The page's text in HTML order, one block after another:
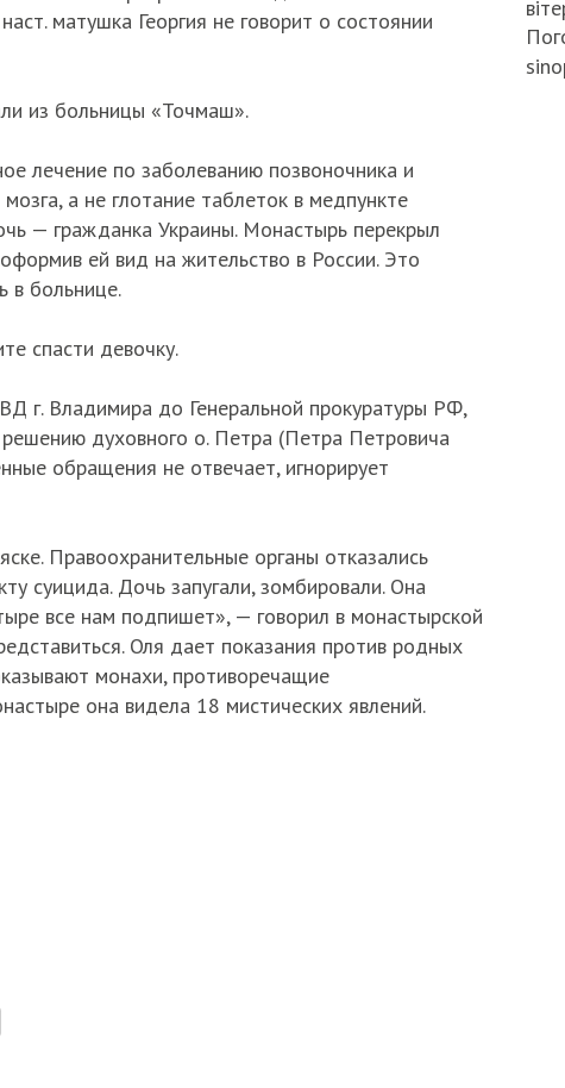
матушка Георгия не говорит о состоянии
из больницы «Точмаш».
лечение по заболеванию позвоночника и
а не глотание таблеток в медпункте
— гражданка Украины. Монастырь перекрыл
ей вид на жительство в России. Это
в больнице.
спасти девочку.
г. Владимира до Генеральной прокуратуры РФ,
духовного о. Петра (Петра Петровича
обращения не отвечает, игнорирует
Правоохранительные органы отказались
суицида. Дочь запугали, зомбировали. Она
все нам подпишет», — говорил в монастырской
Оля дает показания против родных
монахи, противоречащие
она видела 18 мистических явлений.